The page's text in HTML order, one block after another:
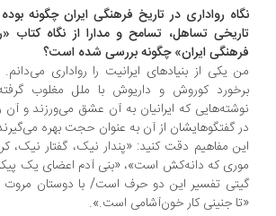
رواداری در تاریخ فرهنگی ایران چگونه بوده و در
تساهل، تسامح و مدارا از نگاه کتاب
ایران» چگونه بررسی شده است؟
یکی از بنیادهای ایرانیت را رواداری می‌دانم. این
کوروش و داریوش با ملل مغلوب گرفته تا
كه ایرانیان به آن عشق می‌ورزند و آن را
گفتگوهایشان از آن به عنوان حجت بهره می‌گیرند،
مفاهیم دقت کنید: «پندار نیک، گفتار نیک، كردار
كه دانه‌كش است»، «بنی آدم اعضای یک پیکرند»،
تفسیر این دو حرف است/ با دوستان مروت با
جنینی کار خون‌آشامی است.».